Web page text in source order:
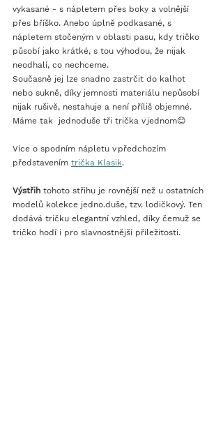
vykasané - s nápletem přes boky a volnější
přes bříško. Anebo úplně podkasané, s
nápletem stočeným v oblasti pasu, kdy tričko
působí jako krátké, s tou výhodou, že nijak
neodhalí, co nechceme.
Současně jej lze snadno zastrčit do kalhot
nebo sukně, díky jemnosti materiálu nepůsobí
nijak rušivě, nestahuje a není příliš objemné.
Máme tak  jednoduše tři trička v jednom😊
Více o spodním nápletu v předchozím
představením trička Klasik.
Výstřih tohoto střihu je rovnější než u ostatních
modelů kolekce jedno.duše, tzv. lodičkový. Ten
dodává tričku elegantní vzhled, díky čemuž se
tričko hodí i pro slavnostnější příležitosti.